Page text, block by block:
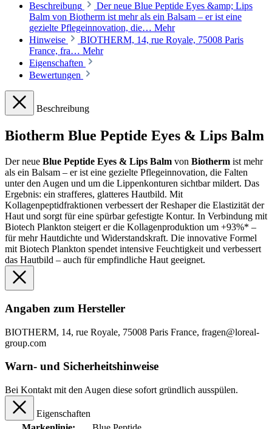
Beschreibung
Der neue Blue Peptide Eyes &amp; Lips
Balm von Biotherm ist mehr als ein Balsam – er ist eine
gezielte Pflegeinnovation, die… Mehr
Hinweise
BIOTHERM, 14, rue Royale, 75008 Paris
France, fra… Mehr
Eigenschaften
Bewertungen
Beschreibung
Biotherm Blue Peptide Eyes & Lips Balm
Der neue Blue Peptide Eyes & Lips Balm von Biotherm ist mehr
als ein Balsam – er ist eine gezielte Pflegeinnovation, die Falten
unter den Augen und um die Lippenkonturen sichtbar mildert. Das
Ergebnis: ein strafferes, glatteres Hautbild. Mit
Kollagenpeptidfraktionen verbessert der Reshaper die Elastizität der
Haut und sorgt für eine spürbar gefestigte Kontur. In Verbindung mit
Biotech Plankton steigert er die Kollagenproduktion um +93%* –
für mehr Hautdichte und Widerstandskraft. Die innovative Formel
mit Biotech Plankton spendet intensive Feuchtigkeit und verbessert
das Hautbild – auch für empfindliche Haut geeignet.
Angaben zum Hersteller
BIOTHERM, 14, rue Royale, 75008 Paris France, fragen@loreal-
group.com
Warn- und Sicherheitshinweise
Bei Kontakt mit den Augen diese sofort gründlich ausspülen.
Eigenschaften